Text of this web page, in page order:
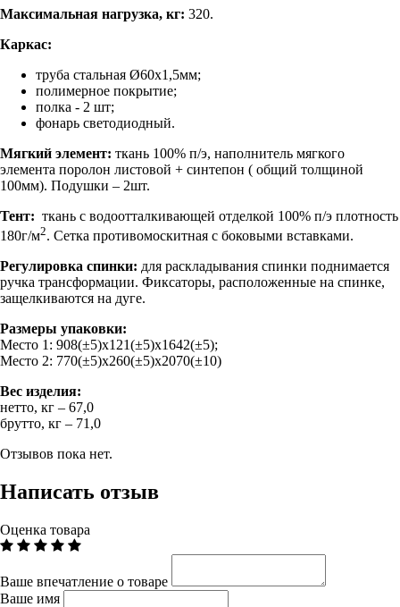
Максимальная нагрузка, кг: 320.
Каркас:
труба стальная Ø60х1,5мм;
полимерное покрытие;
полка - 2 шт;
фонарь светодиодный.
Мягкий элемент: ткань 100% п/э, наполнитель мягкого
элемента поролон листовой + синтепон ( общий толщиной
100мм). Подушки – 2шт.
Тент: ткань с водоотталкивающей отделкой 100% п/э плотность
180г/м2. Сетка противомоскитная с боковыми вставками.
Регулировка спинки: для раскладывания спинки поднимается
ручка трансформации. Фиксаторы, расположенные на спинке,
защелкиваются на дуге.
Размеры упаковки:
Место 1: 908(±5)х121(±5)х1642(±5);
Место 2: 770(±5)х260(±5)х2070(±10)
Вес изделия:
нетто, кг – 67,0
брутто, кг – 71,0
Отзывов пока нет.
Написать отзыв
Оценка товара
Ваше впечатление о товаре
Ваше имя